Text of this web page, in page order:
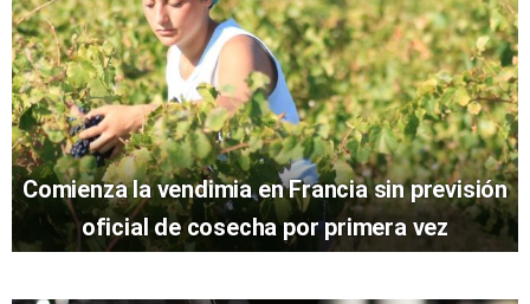
Comienza la vendimia en Francia sin previsión
oficial de cosecha por primera vez